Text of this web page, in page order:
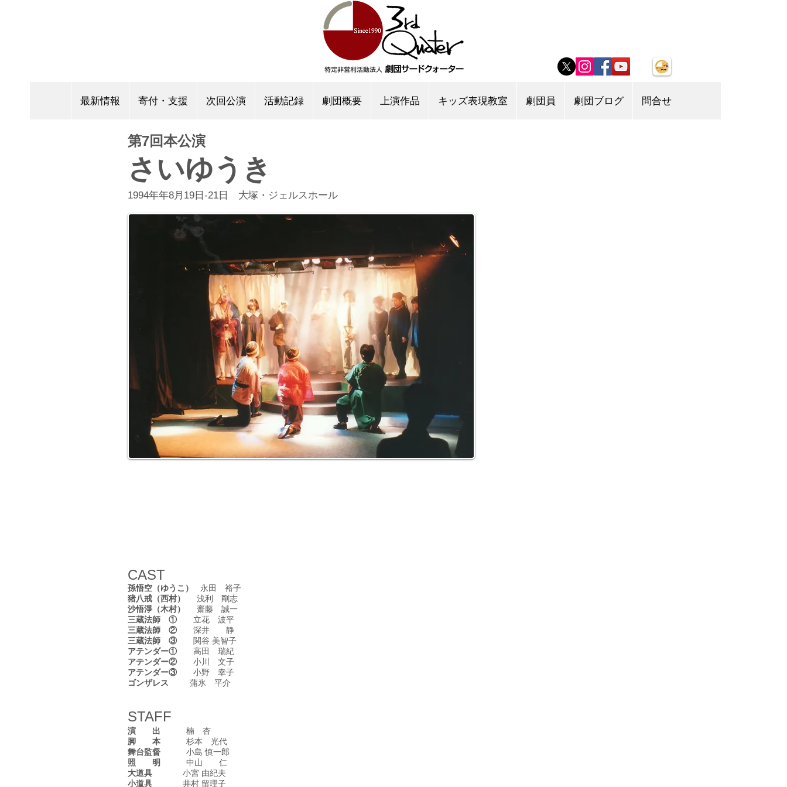
最新情報 寄付・支援 次回公演 活動記録 劇団概要 上演作品 キッズ表現教室 劇団員 劇団ブログ 問合せ
第7回本公演
さいゆうき
1994年年8月19日-21日 大塚・ジェルスホール
CAST
孫悟空（ゆうこ） 永田 裕子
猪八戒（西村） 浅利 剛志
沙悟淨（木村） 齋藤 誠一
三蔵法師 ① 立花 波平
三蔵法師 ② 深井 静
三蔵法師 ③ 関谷 美智子
アテンダー① 高田 瑞紀
アテンダー② 小川 文子
アテンダー③ 小野 幸子
ゴンザレス 蒲氷 平介
STAFF
演 出 楠 杏
脚 本 杉本 光代
舞台監督 小島 慎一郎
照 明 中山 仁
大道具 小宮 由紀夫
小道具 井村 留理子